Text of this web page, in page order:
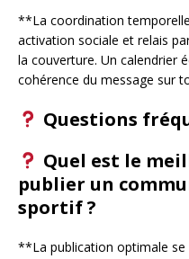
**La coordination
activation sociale et relais
la couverture. Un calendrier
cohérence du message sur
Questions
Quel est le
publier un
sportif ?
**La publication optimale